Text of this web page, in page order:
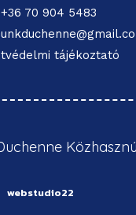
+36 70 904 5483
tájékoztató
webstudio22